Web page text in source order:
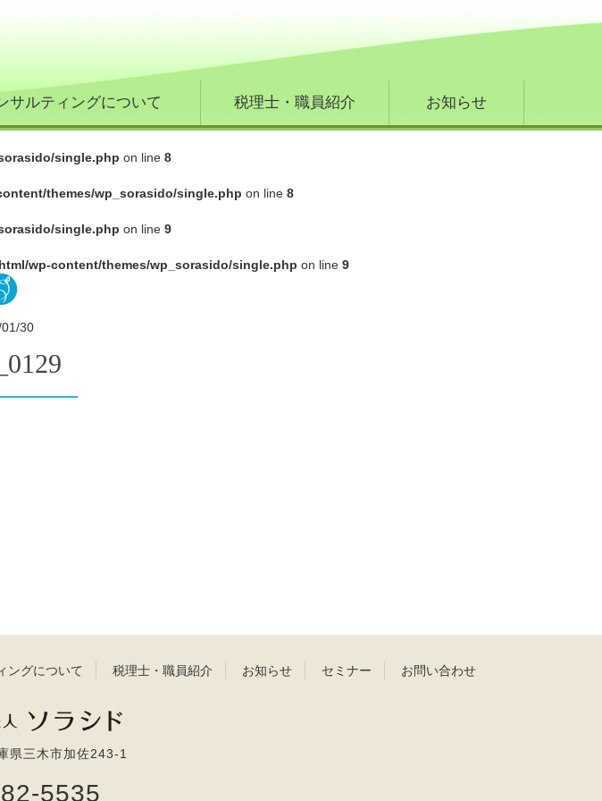
サルティングについて 税理士・職員紹介 お知らせ
single.php on line 8
themes/wp_sorasido/single.php on line 8
single.php on line 9
wp-content/themes/wp_sorasido/single.php on line 9
30
ングについて 税理士・職員紹介 お知らせ セミナー お問い合わせ
県三木市加佐243-1
5535